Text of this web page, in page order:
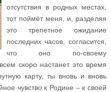
отсутствия в родных местах,
тот поймёт меня, и, разделяя
это трепетное ожидание
последних часов, согласится,
что оно по-своему
скоро настанет это время
карту, ты вновь и вновь
чувство к Родине – к своей